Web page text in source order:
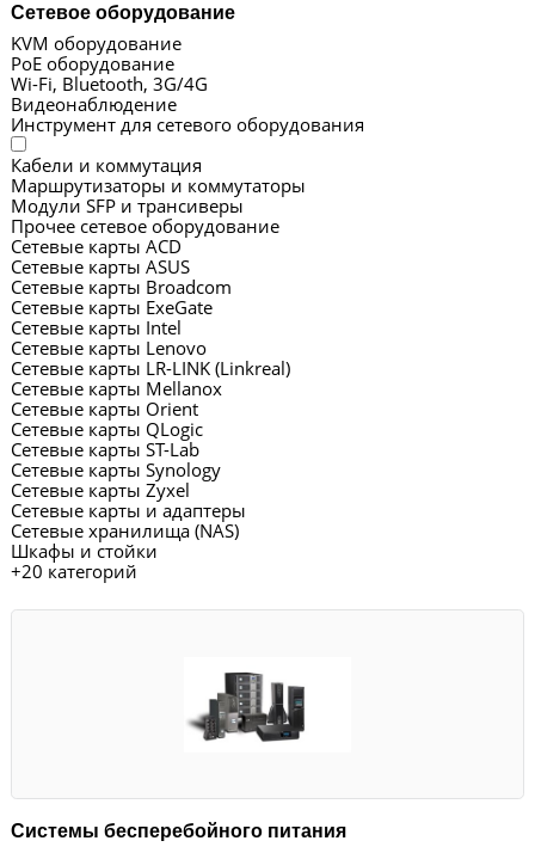
Сетевое оборудование
KVM оборудование
PoE оборудование
Wi-Fi, Bluetooth, 3G/4G
Видеонаблюдение
Инструмент для сетевого оборудования
Кабели и коммутация
Маршрутизаторы и коммутаторы
Модули SFP и трансиверы
Прочее сетевое оборудование
Сетевые карты ACD
Сетевые карты ASUS
Сетевые карты Broadcom
Сетевые карты ExeGate
Сетевые карты Intel
Сетевые карты Lenovo
Сетевые карты LR-LINK (Linkreal)
Сетевые карты Mellanox
Сетевые карты Orient
Сетевые карты QLogic
Сетевые карты ST-Lab
Сетевые карты Synology
Сетевые карты Zyxel
Сетевые карты и адаптеры
Сетевые хранилища (NAS)
Шкафы и стойки
+20 категорий
Системы бесперебойного питания